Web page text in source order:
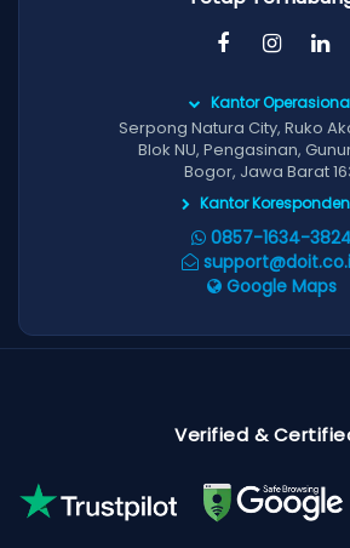
Kantor
Serpong Natura City, Ruko
Blok NU, Pengasinan,
Bogor, Jawa Barat
Kantor
0857-1634-
Google Maps
Verified &